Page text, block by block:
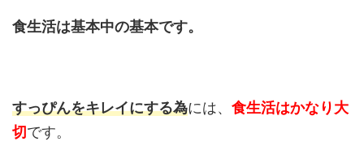
食生活は基本中の基本です。
すっぴんをキレイにする為には、 食生活はかなり大
切です。